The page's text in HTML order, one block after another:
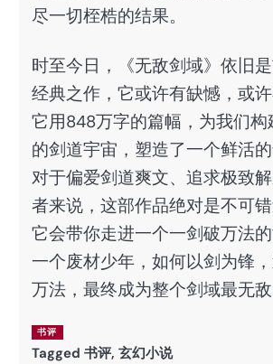
尽一切桎梏的结果。
时至今日，《无敌剑域》依旧
经典之作，它或许有缺憾，或
它用848万字的篇幅，为我们构
的剑道宇宙，塑造了一个鲜活的
对于偏爱剑道爽文、追求极致
者来说，这部作品绝对是不可错
它会带你走进一个一剑破万法
一个废材少年，如何以剑为锋
万法，最终成为整个剑域最无敌
书评
Tagged 书评, 玄幻小说